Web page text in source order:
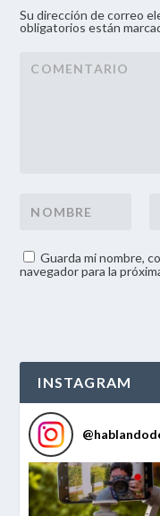
Su dirección de correo
obligatorios están
Guarda mi nombre,
navegador para la
INSTAGRAM
@